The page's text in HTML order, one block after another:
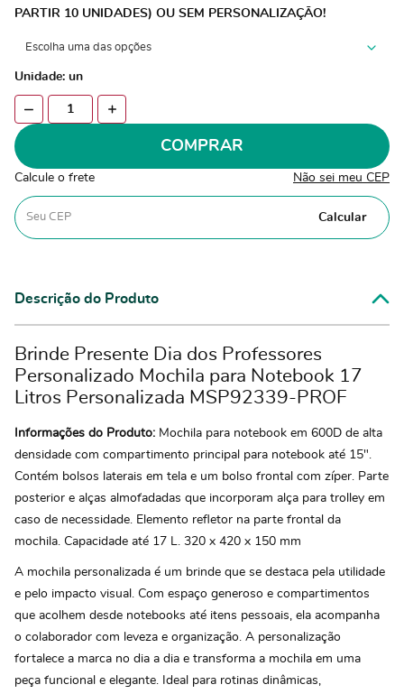
PARTIR 10 UNIDADES) OU SEM PERSONALIZAÇÃO!
Unidade: un
COMPRAR
Calcule o frete Não sei meu CEP
Calcular
Descrição do Produto
Brinde Presente Dia dos Professores
Personalizado Mochila para Notebook 17
Litros Personalizada MSP92339-PROF
Informações do Produto: Mochila para notebook em 600D de alta
densidade com compartimento principal para notebook até 15".
Contém bolsos laterais em tela e um bolso frontal com zíper. Parte
posterior e alças almofadadas que incorporam alça para trolley em
caso de necessidade. Elemento refletor na parte frontal da
mochila. Capacidade até 17 L. 320 x 420 x 150 mm
A mochila personalizada é um brinde que se destaca pela utilidade
e pelo impacto visual. Com espaço generoso e compartimentos
que acolhem desde notebooks até itens pessoais, ela acompanha
o colaborador com leveza e organização. A personalização
fortalece a marca no dia a dia e transforma a mochila em uma
peça funcional e elegante. Ideal para rotinas dinâmicas,